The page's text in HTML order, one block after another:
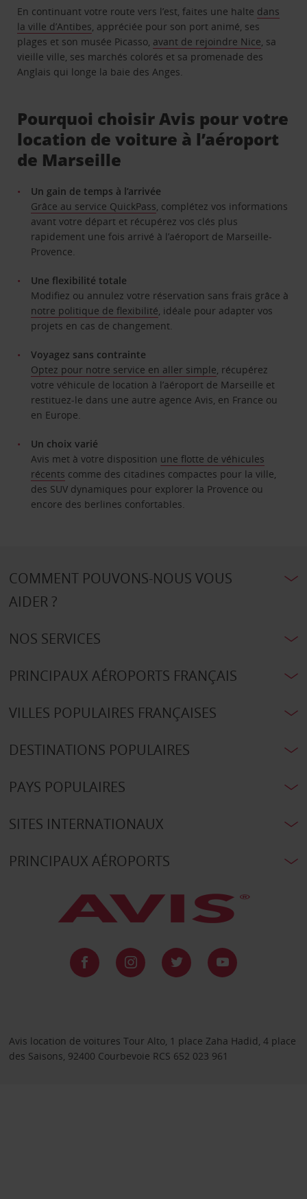
En continuant votre route vers l’est, faites une halte dans
la ville d’Antibes , appréciée pour son port animé, ses
plages et son musée Picasso, avant de rejoindre Nice , sa
vieille ville, ses marchés colorés et sa promenade des
Anglais qui longe la baie des Anges.
Pourquoi choisir Avis pour votre
location de voiture à l’aéroport
de Marseille
Un gain de temps à l’arrivée
Grâce au service QuickPass , complétez vos informations
avant votre départ et récupérez vos clés plus
rapidement une fois arrivé à l’aéroport de Marseille-
Provence.
Une flexibilité totale
Modifiez ou annulez votre réservation sans frais grâce à
notre politique de flexibilité , idéale pour adapter vos
projets en cas de changement.
Voyagez sans contrainte
Optez pour notre service en aller simple , récupérez
votre véhicule de location à l’aéroport de Marseille et
restituez-le dans une autre agence Avis, en France ou
en Europe.
Un choix varié
Avis met à votre disposition une flotte de véhicules
récents comme des citadines compactes pour la ville,
des SUV dynamiques pour explorer la Provence ou
encore des berlines confortables.
COMMENT POUVONS-NOUS VOUS
AIDER ?
NOS SERVICES
PRINCIPAUX AÉROPORTS FRANÇAIS
VILLES POPULAIRES FRANÇAISES
DESTINATIONS POPULAIRES
PAYS POPULAIRES
SITES INTERNATIONAUX
PRINCIPAUX AÉROPORTS
Avis location de voitures Tour Alto, 1 place Zaha Hadid, 4 place
des Saisons, 92400 Courbevoie RCS 652 023 961